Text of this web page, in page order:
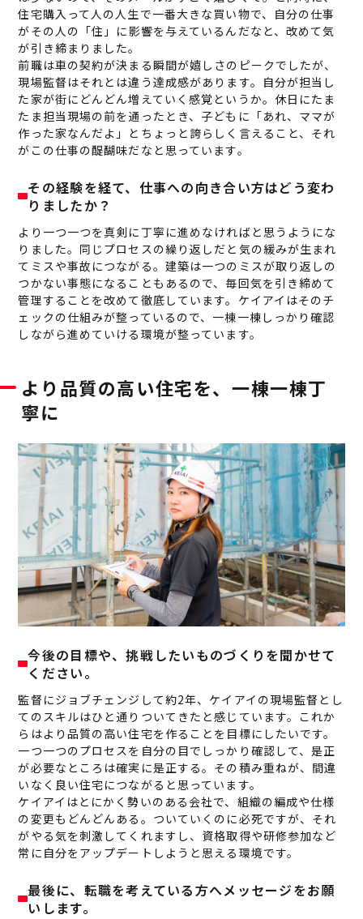
住宅購入って人の人生で一番大きな買い物で、自分の仕事
がその人の「住」に影響を与えているんだなと、改めて気
が引き締まりました。
前職は車の契約が決まる瞬間が嬉しさのピークでしたが、
現場監督はそれとは違う達成感があります。自分が担当し
た家が街にどんどん増えていく感覚というか。休日にたま
たま担当現場の前を通ったとき、子どもに「あれ、ママが
作った家なんだよ」とちょっと誇らしく言えること、それ
がこの仕事の醍醐味だなと思っています。
その経験を経て、仕事への向き合い方はどう変わ
りましたか？
より一つ一つを真剣に丁寧に進めなければと思うようにな
りました。同じプロセスの繰り返しだと気の緩みが生まれ
てミスや事故につながる。建築は一つのミスが取り返しの
つかない事態になることもあるので、毎回気を引き締めて
管理することを改めて徹底しています。ケイアイはそのチ
ェックの仕組みが整っているので、一棟一棟しっかり確認
しながら進めていける環境が整っています。
より品質の高い住宅を、一棟一棟丁
寧に
今後の目標や、挑戦したいものづくりを聞かせて
ください。
監督にジョブチェンジして約2年、ケイアイの現場監督とし
てのスキルはひと通りついてきたと感じています。これか
らはより品質の高い住宅を作ることを目標にしたいです。
一つ一つのプロセスを自分の目でしっかり確認して、是正
が必要なところは確実に是正する。その積み重ねが、間違
いなく良い住宅につながると思っています。
ケイアイはとにかく勢いのある会社で、組織の編成や仕様
の変更もどんどんある。ついていくのに必死ですが、それ
がやる気を刺激してくれますし、資格取得や研修参加など
常に自分をアップデートしようと思える環境です。
最後に、転職を考えている方へメッセージをお願
いします。